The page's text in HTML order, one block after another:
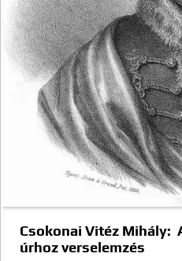
Csokonai Vitéz Mihály:
úrhoz verselemzés